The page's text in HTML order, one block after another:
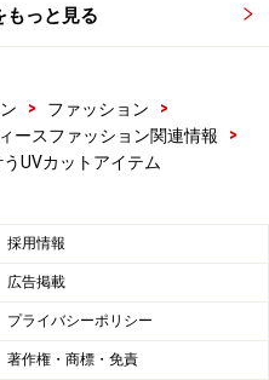
もっと見る
> ファッション
>
ースファッション関連情報
>
UVカットアイテム
採用情報
広告掲載
プライバシーポリシー
著作権・商標・免責